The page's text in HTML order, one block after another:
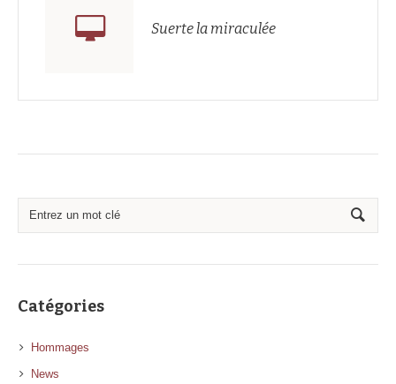
Suerte la miraculée
Catégories
Hommages
News